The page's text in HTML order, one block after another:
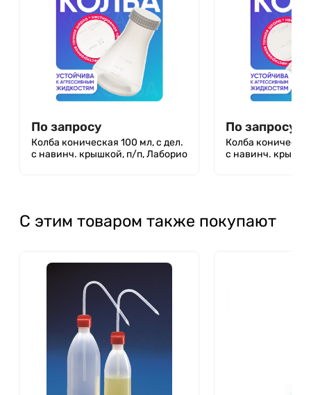
По запросу
Колба коническая 100 мл, с дел.
с навинч. крышкой, п/п, Лаборио
По запросу
Колба
с навинч.
С этим товаром также покупают